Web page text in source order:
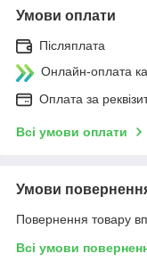
Умови оплати
Післяплата
Онлайн-оплата
Оплата за
Всі умови оплати
Умови
Повернення товару
Всі умови